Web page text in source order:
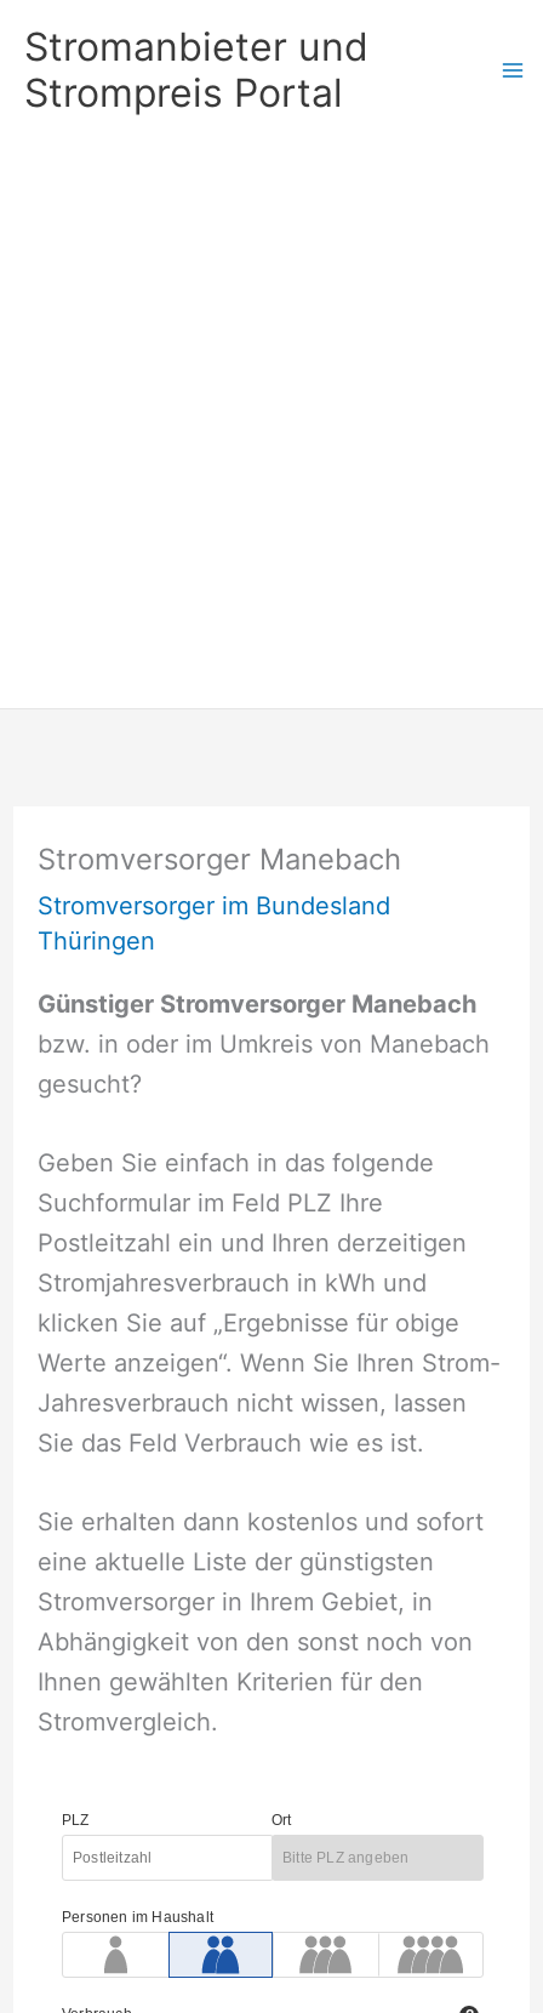
Inhalt
springen
Stromanbieter und
Strompreis Portal
Stromversorger Manebach
Stromversorger im Bundesland
Thüringen
Günstiger Stromversorger Manebach
bzw. in oder im Umkreis von Manebach
gesucht?
Geben Sie einfach in das folgende
Suchformular im Feld PLZ Ihre
Postleitzahl ein und Ihren derzeitigen
Stromjahresverbrauch in kWh und
klicken Sie auf „Ergebnisse für obige
Werte anzeigen“. Wenn Sie Ihren Strom-
Jahresverbrauch nicht wissen, lassen
Sie das Feld Verbrauch wie es ist.
Sie erhalten dann kostenlos und sofort
eine aktuelle Liste der günstigsten
Stromversorger in Ihrem Gebiet, in
Abhängigkeit von den sonst noch von
Ihnen gewählten Kriterien für den
Stromvergleich.